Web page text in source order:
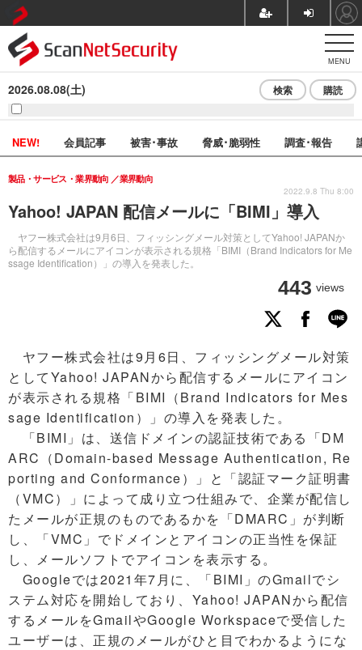
MENU
2026.08.08(土) 検索 購読
NEW! 会員記事 被害･事故 脅威･脆弱性 調査･報告
Yahoo! JAPAN 配信メールに「BIMI」導入
ヤフー株式会社は9月6日、フィッシングメール対策としてYahoo! JAPANか
ら配信するメールにアイコンが表示される規格「BIMI（Brand Indicators for Me
ssage Identification）」の導入を発表した。
製品・サービス・業界動向 業界動向
443 views
2022.9.8 Thu 8:00
ヤフー株式会社は9月6日、フィッシングメール対策
としてYahoo! JAPANから配信するメールにアイコン
が表示される規格「BIMI（Brand Indicators for Mes
sage Identification）」の導入を発表した。
「BIMI」は、送信ドメインの認証技術である「DM
ARC（Domain-based Message Authentication, Re
porting and Conformance）」と「認証マーク証明書
（VMC）」によって成り立つ仕組みで、企業が配信し
たメールが正規のものであるかを「DMARC」が判断
し、「VMC」でドメインとアイコンの正当性を保証
し、メールソフトでアイコンを表示する。
Googleでは2021年7月に、「BIMI」のGmailでシ
ステム対応を開始しており、Yahoo! JAPANから配信
するメールをGmailやGoogle Workspaceで受信した
ユーザーは、正規のメールがひと目でわかるようにな